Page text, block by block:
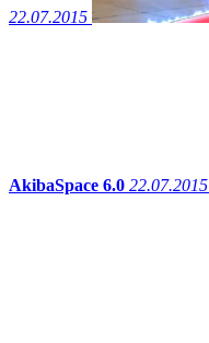
22.07.2015
AkibaSpace 6.0 22.07.2015